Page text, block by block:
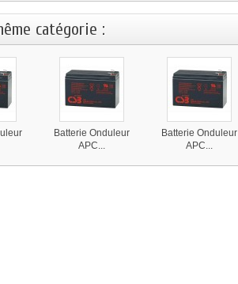
catégorie :
Batterie Onduleur
APC...
Batterie Onduleur
APC...